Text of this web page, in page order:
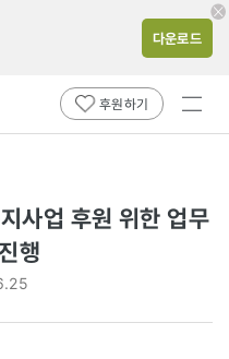
다운로드
후원하기
전체
사업 후원 위한 업무
행